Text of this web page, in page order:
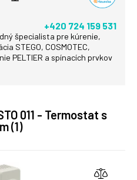
+420 724 159 531
špecialista pre kúrenie,
STEGO, COSMOTEC,
PELTIER a spínacích prvkov
011 - Termostat s
(1)